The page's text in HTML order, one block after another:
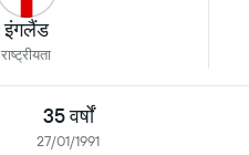
इंगलैंड
राष्ट्रीयता
35 वर्षों
27/01/1991